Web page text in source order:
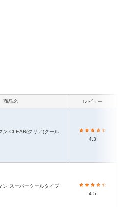
商品名 レビュー
4.3
4.5